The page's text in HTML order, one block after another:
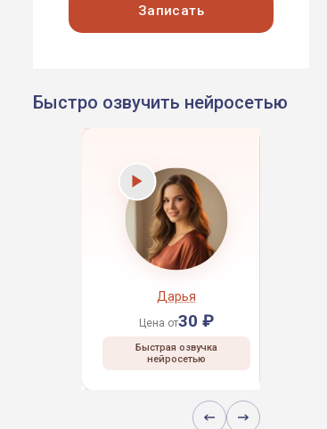
Записать
Быстро озвучить нейросетью
Дарья
Цена от30 ₽
Быстрая озвучка
нейросетью